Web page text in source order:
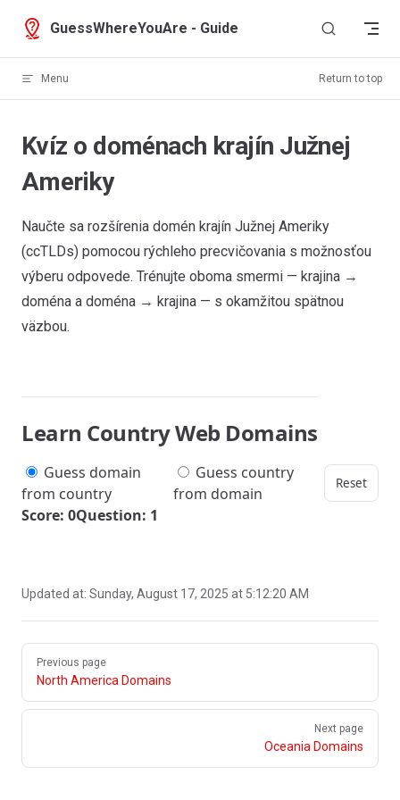
Skip to content
GuessWhereYouAre - Guide
Menu Return to top
Kvíz o doménach krajín Južnej
Ameriky
Naučte sa rozšírenia domén krajín Južnej Ameriky
(ccTLDs) pomocou rýchleho precvičovania s možnosťou
výberu odpovede. Trénujte oboma smermi — krajina →
doména a doména → krajina — s okamžitou spätnou
väzbou.
Learn Country Web Domains
Guess domain
from country
Guess country
from domain
Reset
Score: 0Question: 1
Updated at: Sunday, August 17, 2025 at 5:12:20 AM
Pager
Previous page
North America Domains
Next page
Oceania Domains